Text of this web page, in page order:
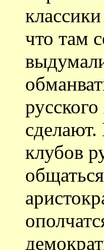
что там
клубов